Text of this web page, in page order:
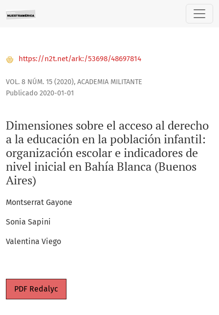
Dimensiones sobre el acceso al derecho a la educación
VOL. 8 NÚM. 15 (2020), ACADEMIA MILITANTE
Dimensiones sobre el acceso al derecho
a la educación en la población infantil:
organización escolar e indicadores de
nivel inicial en Bahía Blanca (Buenos
Aires)
https://n2t.net/ark:/53698/48697814
Publicado 2020-01-01
Montserrat Gayone
Sonia Sapini
Valentina Viego
PDF Redalyc